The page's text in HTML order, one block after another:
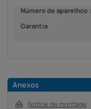
Número de aparelhos :
Garantia
Anexos
Notice de montage